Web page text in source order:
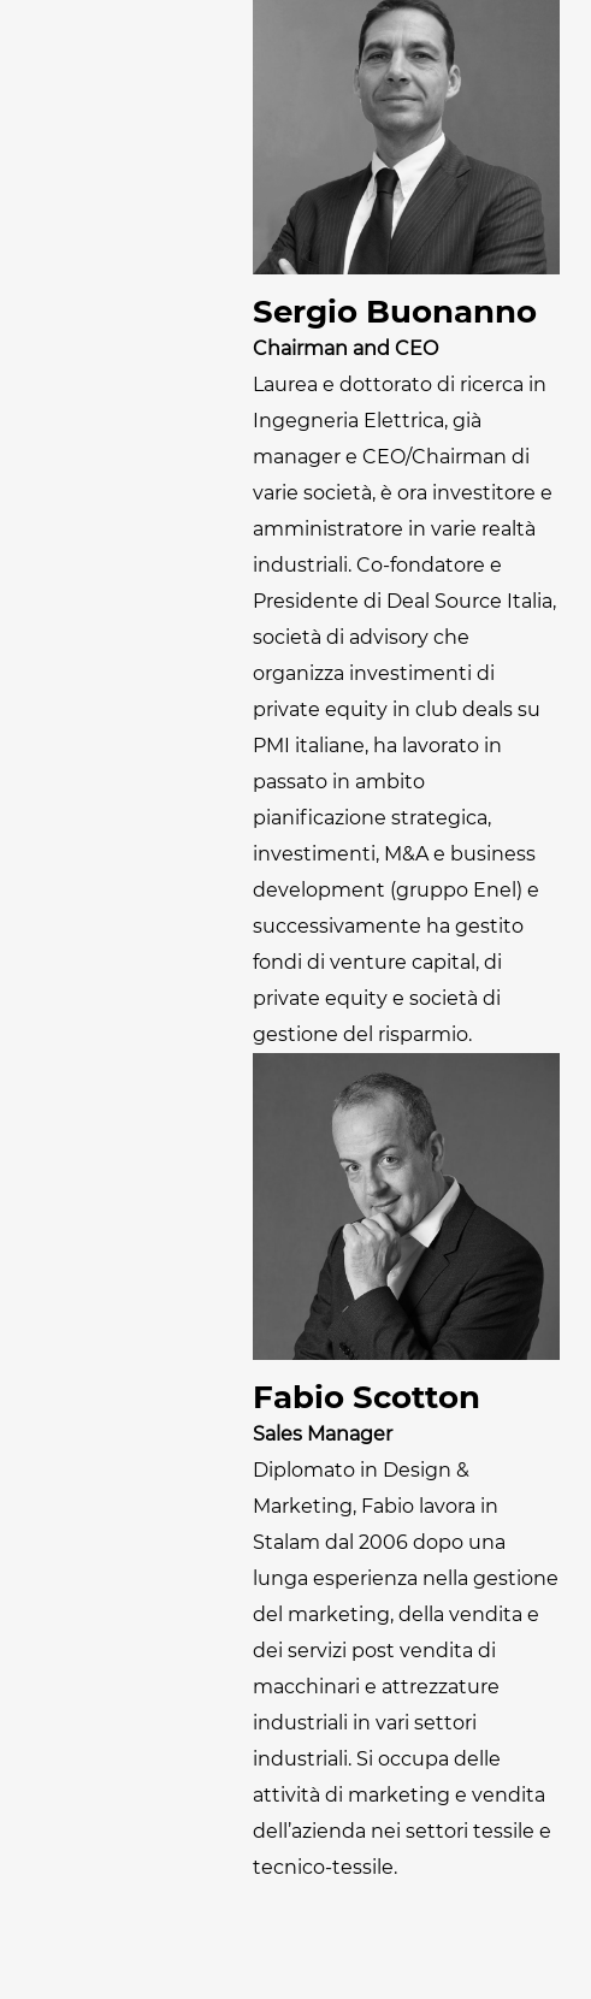
polimeri espansi
Essiccatoi per feltri
e altri non tessuti
Altre applicazioni
tessili-tecniche
Sergio Buonanno
Chairman and CEO
Laurea e dottorato di ricerca in
Ingegneria Elettrica, già
manager e CEO/Chairman di
varie società, è ora investitore e
amministratore in varie realtà
industriali. Co-fondatore e
Presidente di Deal Source Italia,
società di advisory che
organizza investimenti di
private equity in club deals su
PMI italiane, ha lavorato in
passato in ambito
pianificazione strategica,
investimenti, M&A e business
development (gruppo Enel) e
successivamente ha gestito
fondi di venture capital, di
private equity e società di
gestione del risparmio.
Fabio Scotton
Sales Manager
Diplomato in Design &
Marketing, Fabio lavora in
Stalam dal 2006 dopo una
lunga esperienza nella gestione
del marketing, della vendita e
dei servizi post vendita di
macchinari e attrezzature
industriali in vari settori
industriali. Si occupa delle
attività di marketing e vendita
dell’azienda nei settori tessile e
tecnico-tessile.